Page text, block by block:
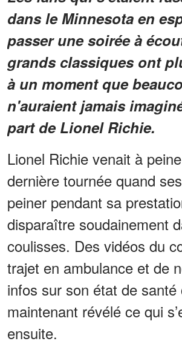
dans le Minnesota en
passer une soirée à
grands classiques ont
à un moment que
n'auraient jamais
part de Lionel Richie.
Lionel Richie venait à
dernière tournée quand
peiner pendant sa
disparaître soudainement
coulisses. Des vidéos du
trajet en ambulance et de
infos sur son état de santé
maintenant révélé ce qui
ensuite.